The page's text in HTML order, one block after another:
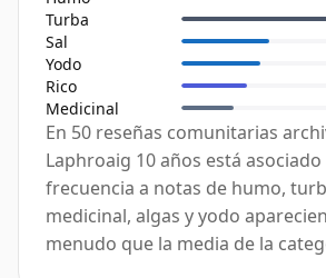
Turba
Sal
Yodo
Rico
Medicinal
En 50 reseñas comunitarias
Laphroaig 10 años está
frecuencia a notas de humo,
medicinal, algas y yodo
menudo que la media de la